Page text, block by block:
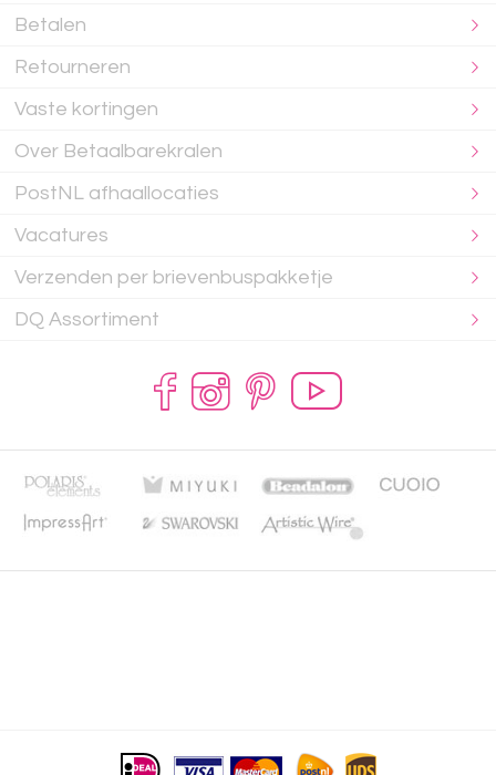
Betalen
Retourneren
Vaste kortingen
Over Betaalbarekralen
PostNL afhaallocaties
Vacatures
Verzenden per brievenbuspakketje
DQ Assortiment